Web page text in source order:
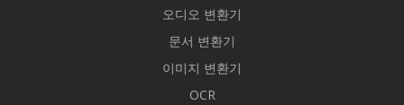
오디오 변환기
문서 변환기
이미지 변환기
OCR